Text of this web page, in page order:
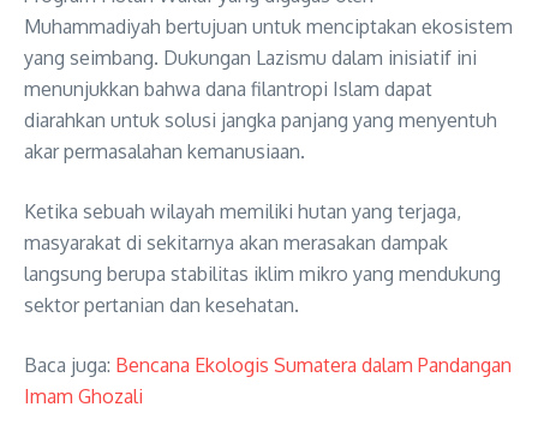
Muhammadiyah bertujuan untuk menciptakan ekosistem
yang seimbang. Dukungan Lazismu dalam inisiatif ini
menunjukkan bahwa dana filantropi Islam dapat
diarahkan untuk solusi jangka panjang yang menyentuh
akar permasalahan kemanusiaan.
Ketika sebuah wilayah memiliki hutan yang terjaga,
masyarakat di sekitarnya akan merasakan dampak
langsung berupa stabilitas iklim mikro yang mendukung
sektor pertanian dan kesehatan.
Baca juga: Bencana Ekologis Sumatera dalam Pandangan
Imam Ghozali